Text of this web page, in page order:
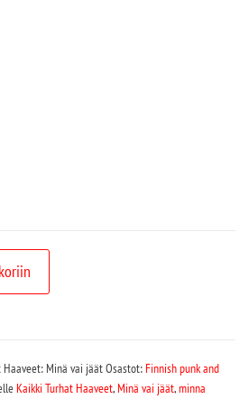
Haaveet: Minä vai jäätOsastot:Finnish punk and
Kaikki Turhat Haaveet,Minä vai jäät,minna